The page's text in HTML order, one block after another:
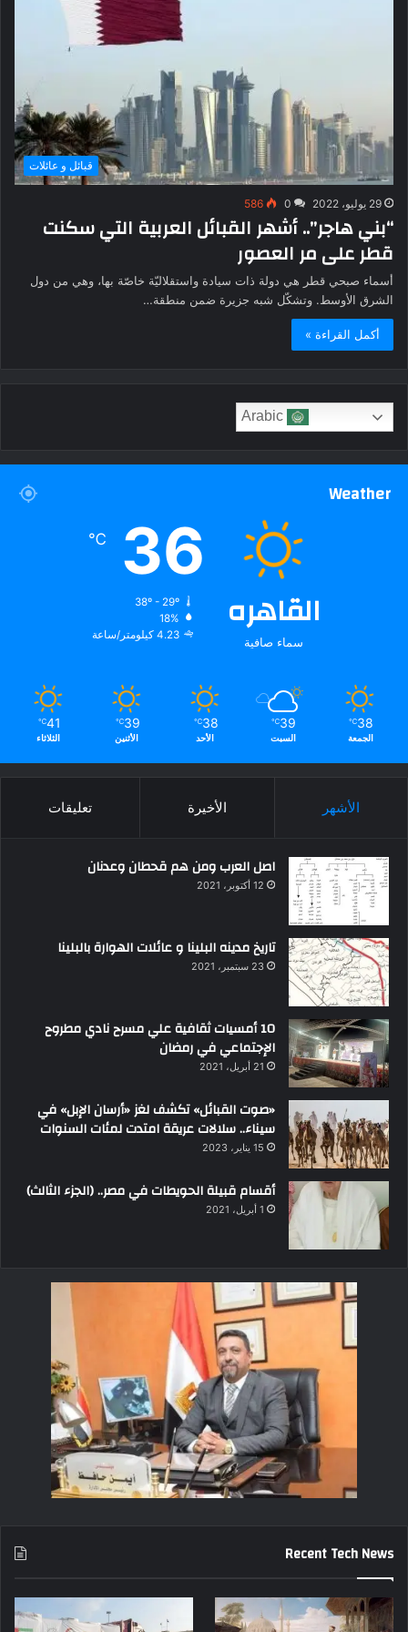
قبائل و عائلات
29 يوليو، 2022 0
586
“بني هاجر”.. أشهر القبائل العربية التي سكنت
قطر على مر العصور
أسماء صبحي قطر هي دولة ذات سيادة واستقلاليّة خاصّة بها، وهي من دول
الشرق الأوسط. وتشكّل شبه جزيرة ضمن منطقة…
أكمل القراءة »
Weather
القاهره
سماء صافية
36
℃
38º - 29º
18%
4.23 كيلومتر/ساعة
38
℃
الجمعة
39
℃
السبت
38
℃
الأحد
39
℃
الأثنين
41
℃
الثلاثاء
الأشهر الأخيرة تعليقات
اصل العرب ومن هم قحطان وعدنان
12 أكتوبر، 2021
تاريخ مدينه البلينا و عائلات الهوارة بالبلينا
23 سبتمبر، 2021
10 أمسيات ثقافية علي مسرح نادي مطروح
الإجتماعي في رمضان
21 أبريل، 2021
«صوت القبائل» تكشف لغز «أرسان الإبل» في
سيناء.. سلالات عريقة امتدت لمئات السنوات
15 يناير، 2023
أقسام قبيلة الحويطات في مصر.. (الجزء الثالث)
1 أبريل، 2021
Recent Tech News